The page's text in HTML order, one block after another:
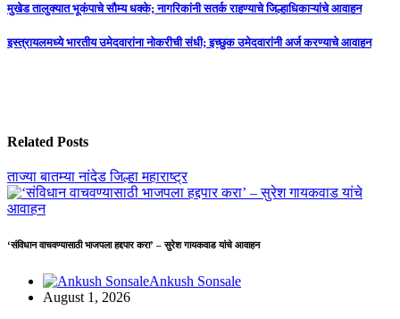
Post
navigation
मुखेड तालुक्यात भूकंपाचे सौम्य धक्के; नागरिकांनी सतर्क राहण्याचे जिल्हाधिकाऱ्यांचे आवाहन
इस्त्रायलमध्ये भारतीय उमेदवारांना नोकरीची संधी; इच्छुक उमेदवारांनी अर्ज करण्याचे आवाहन
Related Posts
ताज्या बातम्यानांदेड जिल्हामहाराष्ट्र
‘संविधान वाचवण्यासाठी भाजपला हद्दपार करा’ – सुरेश गायकवाड यांचे आवाहन
Ankush Sonsale
August 1, 2026